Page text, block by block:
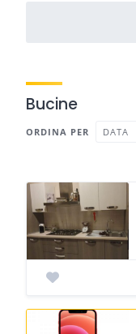
Bucine
ORDINA PER